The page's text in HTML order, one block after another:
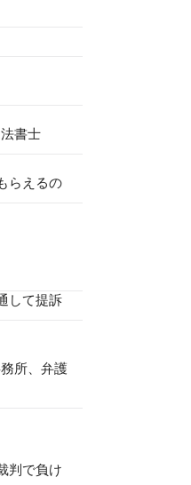
書士
らえるの
して提訴
所、弁護
判で負け